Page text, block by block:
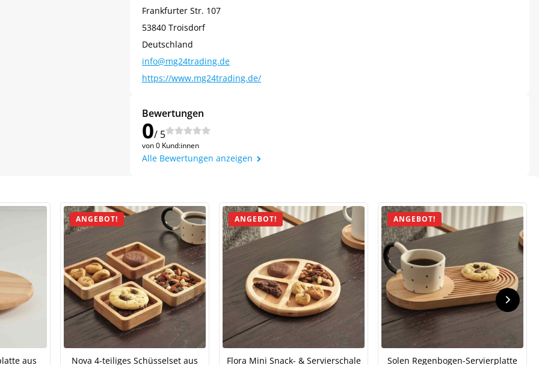
Frankfurter Str. 107
53840 Troisdorf
Deutschland
info@mg24trading.de
https://www.mg24trading.de/
Bewertungen
0/ 5
von 0 Kund:innen
Alle Bewertungen anzeigen
aus
ANGEBOT!
Nova 4-teiliges Schüsselset aus
ANGEBOT!
Flora Mini Snack- & Servierschale
ANGEBOT!
Solen Regenbogen-Servierplatte
Jetzt5% Rabatt
auf Ihre erste Bestellung sichern!